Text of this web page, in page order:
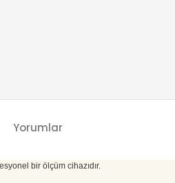
Yorumlar
bir ölçüm cihazıdır.